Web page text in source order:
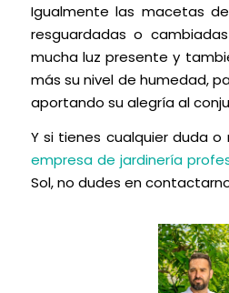
Igualmente las macetas
resguardadas o
mucha luz presente y
más su nivel de humedad,
aportando su alegría al
Y si tienes cualquier duda
empresa de jardinería
Sol, no dudes en